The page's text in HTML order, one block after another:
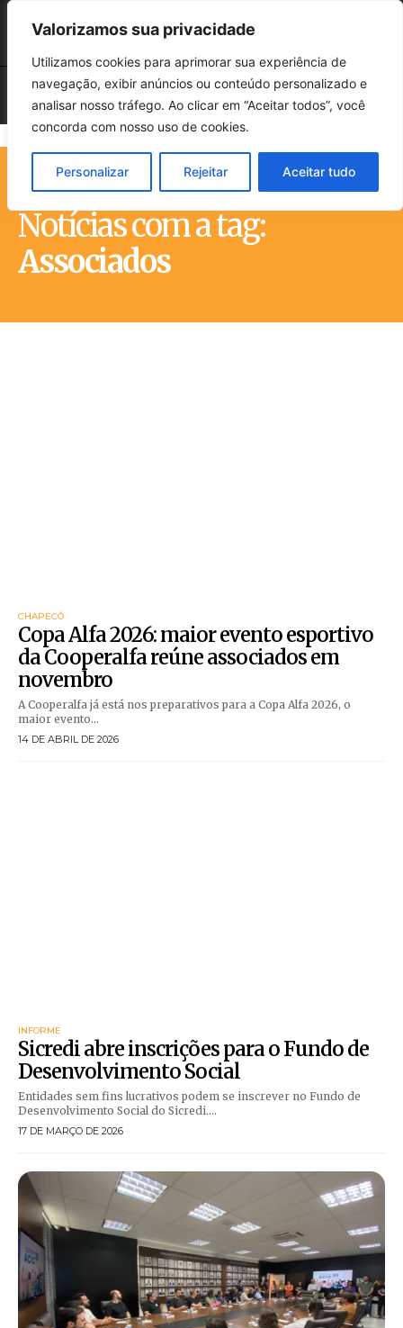
Valorizamos sua privacidade
Utilizamos cookies para aprimorar sua experiência de
navegação, exibir anúncios ou conteúdo personalizado e
analisar nosso tráfego. Ao clicar em “Aceitar todos”, você
concorda com nosso uso de cookies.
Personalizar Rejeitar Aceitar tudo
Notícias com a tag:
Associados
CHAPECÓ
Copa Alfa 2026: maior evento esportivo
da Cooperalfa reúne associados em
novembro
A Cooperalfa já está nos preparativos para a Copa Alfa 2026, o
maior evento...
14 DE ABRIL DE 2026
INFORME
Sicredi abre inscrições para o Fundo de
Desenvolvimento Social
Entidades sem fins lucrativos podem se inscrever no Fundo de
Desenvolvimento Social do Sicredi....
17 DE MARÇO DE 2026